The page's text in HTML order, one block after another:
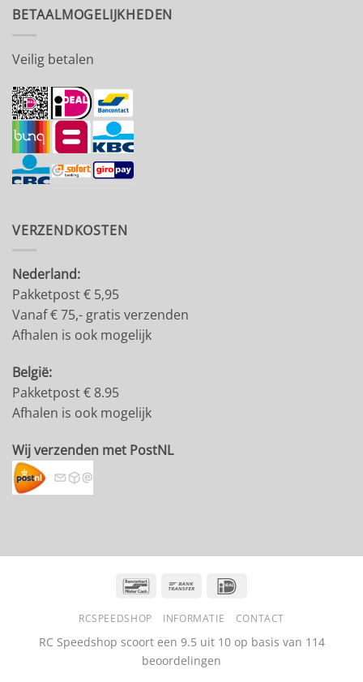
BETAALMOGELIJKHEDEN
Veilig betalen
VERZENDKOSTEN
Nederland:
Pakketpost € 5,95
Vanaf € 75,- gratis verzenden
Afhalen is ook mogelijk
België:
Pakketpost € 8.95
Afhalen is ook mogelijk
Wij verzenden met PostNL
BancontactBank
RCSPEEDSHOP INFORMATIE CONTACT
RC Speedshop scoort een 9.5 uit 10op basis van 114
beoordelingen